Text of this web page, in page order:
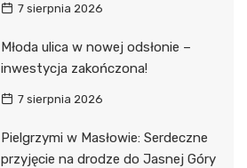
7 sierpnia 2026
Młoda ulica w nowej odsłonie –
inwestycja zakończona!
7 sierpnia 2026
Pielgrzymi w Masłowie: Serdeczne
przyjęcie na drodze do Jasnej Góry